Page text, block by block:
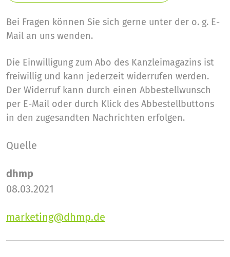
Bei Fragen können Sie sich gerne unter der o. g. E-
Mail an uns wenden.
Die Einwilligung zum Abo des Kanzleimagazins ist
freiwillig und kann jederzeit widerrufen werden.
Der Widerruf kann durch einen Abbestellwunsch
per E-Mail oder durch Klick des Abbestellbuttons
in den zugesandten Nachrichten erfolgen.
Quelle
dhmp
08.03.2021
marketing@dhmp.de